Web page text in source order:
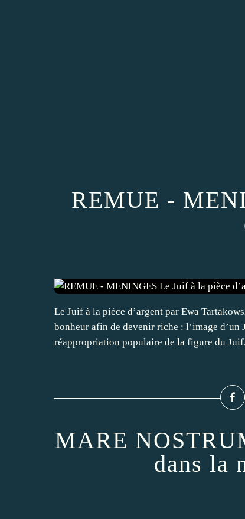
REMUE -
Le Juif à la pièce d’argent par Ewa
bonheur afin de devenir riche : l’image
réappropriation populaire de la figure du
MARE
dans la